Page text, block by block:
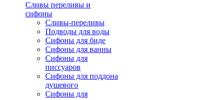
Сливы переливы и
сифоны
Сливы-переливы
Подводы для воды
Сифоны для биде
Сифоны для ванны
Сифоны для
писсуаров
Сифоны для поддона
душевого
Сифоны для